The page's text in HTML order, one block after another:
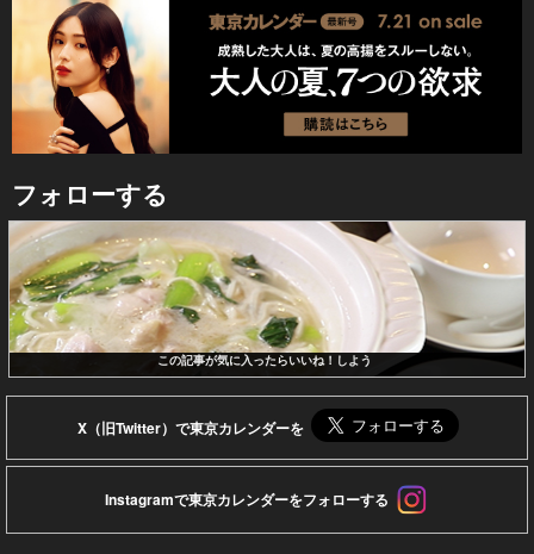
フォローする
この記事が気に入ったらいいね！しよう
X（旧Twitter）で東京カレンダーを
Instagramで東京カレンダーをフォローする